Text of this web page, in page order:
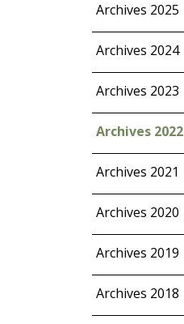
Archives 2025
Archives 2024
Archives 2023
Archives 2022
Archives 2021
Archives 2020
Archives 2019
Archives 2018